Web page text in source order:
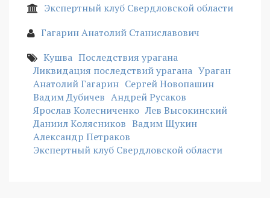
Экспертный клуб Свердловской области
Гагарин Анатолий Станиславович
Кушва Последствия урагана
Ликвидация последствий урагана Ураган
Анатолий Гагарин Сергей Новопашин
Вадим Дубичев Андрей Русаков
Ярослав Колесниченко Лев Высокинский
Даниил Колясников Вадим Щукин
Александр Петраков
Экспертный клуб Свердловской области